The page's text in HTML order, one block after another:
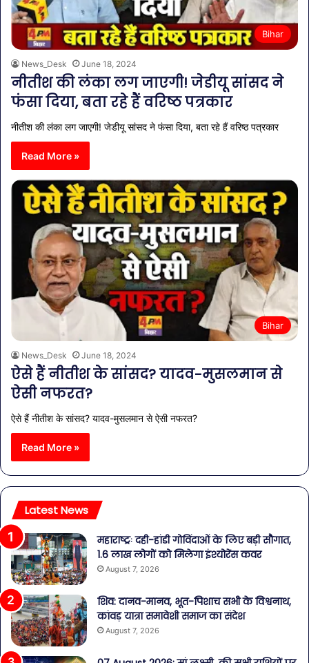
Bihar
News_Desk June 18, 2024
नीतीश की लंका लग जाएगी! जेडीयू सांसद ने
फंसा दिया, बता रहे हैं वरिष्ठ पत्रकार
नीतीश की लंका लग जाएगी! जेडीयू सांसद ने फंसा दिया, बता रहे हैं वरिष्ठ पत्रकार
Read More »
Bihar
News_Desk June 18, 2024
ऐसे हैं नीतीश के सांसद? यादव-मुसलमान से
ऐसी नफरत?
ऐसे हैं नीतीश के सांसद? यादव-मुसलमान से ऐसी नफरत?
Read More »
Latest News
महाराष्ट्रः दही-हांडी गोविंदाओं के लिए बड़ी सौगात,
1.6 लाख लोगों को मिलेगा इंश्योरेंस कवर
August 7, 2026
शिव: दानव-मानव, भूत-पिशाच सभी के विश्वनाथ,
कांवड़ यात्रा समावेशी समाज का संदेश
August 7, 2026